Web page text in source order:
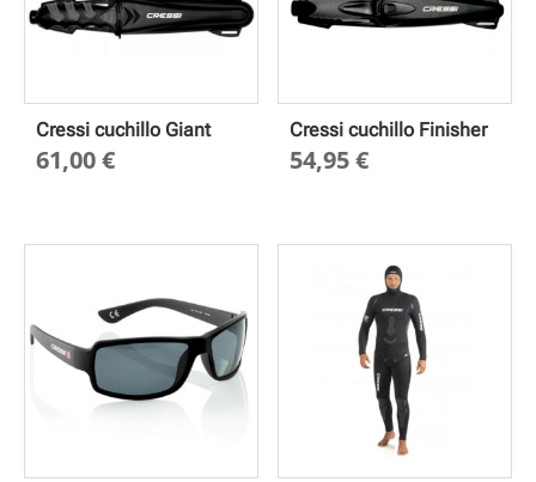
Cressi cuchillo Giant
61,00€
Cressi cuchillo Finisher
54,95€